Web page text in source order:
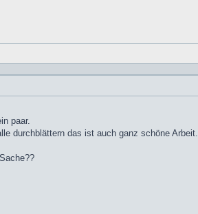
paar.
durchblättern das ist auch ganz schöne Arbeit.